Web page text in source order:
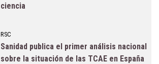
ciencia
RSC
Sanidad publica el primer análisis nacional
sobre la situación de las TCAE en España